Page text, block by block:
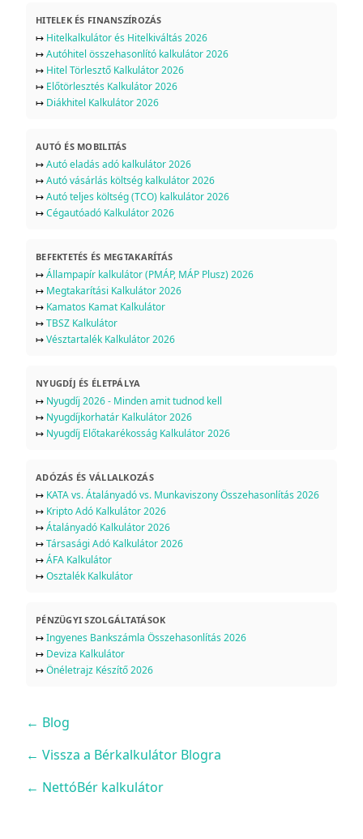
HITELEK ÉS FINANSZÍROZÁS
↦ Hitelkalkulátor és Hitelkiváltás 2026
↦Autóhitel összehasonlító kalkulátor 2026
↦ Hitel Törlesztő Kalkulátor 2026
↦ Előtörlesztés Kalkulátor 2026
↦ Diákhitel Kalkulátor 2026
AUTÓ ÉS MOBILITÁS
↦Autó eladás adó kalkulátor 2026
↦Autó vásárlás költség kalkulátor 2026
↦Autó teljes költség (TCO) kalkulátor 2026
↦Cégautóadó Kalkulátor 2026
BEFEKTETÉS ÉS MEGTAKARÍTÁS
↦Állampapír kalkulátor (PMÁP, MÁP Plusz) 2026
↦ Megtakarítási Kalkulátor 2026
↦ Kamatos Kamat Kalkulátor
↦TBSZ Kalkulátor
↦Vésztartalék Kalkulátor 2026
NYUGDÍJ ÉS ÉLETPÁLYA
↦ Nyugdíj 2026 - Minden amit tudnod kell
↦ Nyugdíjkorhatár Kalkulátor 2026
↦ Nyugdíj Előtakarékosság Kalkulátor 2026
ADÓZÁS ÉS VÁLLALKOZÁS
↦ KATA vs. Átalányadó vs. Munkaviszony Összehasonlítás 2026
↦ Kripto Adó Kalkulátor 2026
↦Átalányadó Kalkulátor 2026
↦Társasági Adó Kalkulátor 2026
↦ÁFA Kalkulátor
↦Osztalék Kalkulátor
PÉNZÜGYI SZOLGÁLTATÁSOK
↦Ingyenes Bankszámla Összehasonlítás 2026
↦ Deviza Kalkulátor
↦Önéletrajz Készítő 2026
← Blog
← Vissza a Bérkalkulátor Blogra
← NettóBér kalkulátor